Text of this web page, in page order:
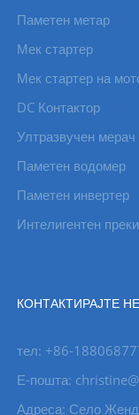
Паметен метар
Мек стартер
Мек стартер на
DC Контактор
Ултразвучен мерач
Паметен водомер
Паметен инвертер
Интелигентен
КОНТАКТИРАЈТЕ НЕ
тел: +86-
Е-пошта:
Адреса: Село